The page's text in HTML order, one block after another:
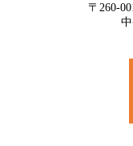
〒260-